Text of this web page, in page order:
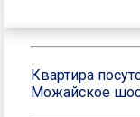
Квартира
Можайское